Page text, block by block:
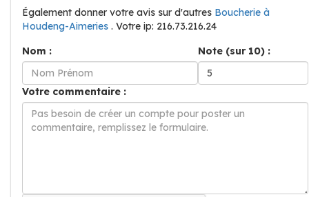
Également donner votre avis sur d'autres Boucherie à
Houdeng-Aimeries . Votre ip: 216.73.216.24
Nom :
Note (sur 10) :
Votre commentaire :